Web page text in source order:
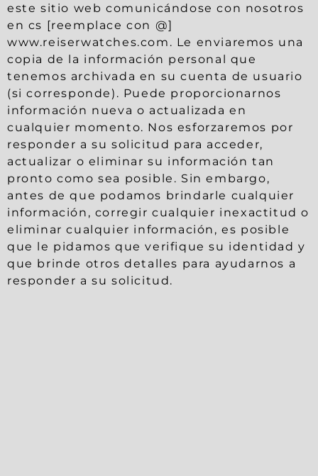
este sitio web comunicándose con nosotros
en cs [reemplace con @]
www.reiserwatches.com. Le enviaremos una
copia de la información personal que
tenemos archivada en su cuenta de usuario
(si corresponde). Puede proporcionarnos
información nueva o actualizada en
cualquier momento. Nos esforzaremos por
responder a su solicitud para acceder,
actualizar o eliminar su información tan
pronto como sea posible. Sin embargo,
antes de que podamos brindarle cualquier
información, corregir cualquier inexactitud o
eliminar cualquier información, es posible
que le pidamos que verifique su identidad y
que brinde otros detalles para ayudarnos a
responder a su solicitud.